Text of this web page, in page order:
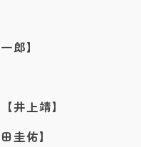
郎】
井上靖】
圭佑】